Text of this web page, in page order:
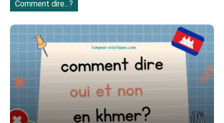
Comment dire...?